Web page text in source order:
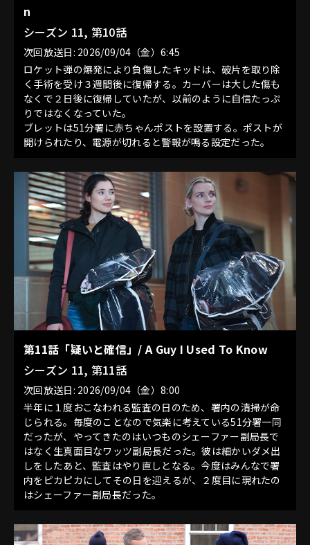
n
シーズン 11, 第10話
次回放送日: 2026/09/04（金）6:45
ロケット弾の爆発により負傷したキッドは、破片を取り除
く手術を受け３週間後に復帰する。カーバーは大した傷も
なくで２日後に復帰していたが、以前のように自信たっぷ
りではなくなっていた。
ブレットは51分署に赤ちゃんポストを設置する。ポストが
開けられたり、電源が切れると警報が鳴る設定だった。
第11話「疑いと確信」/ A Guy I Used To Know
シーズン 11, 第11話
次回放送日: 2026/09/04（金）8:00
半年に１度おこなわれる監査の日のため、署内の清掃が命
じられる。毎度のことなので気楽に考えている51分署一同
だったが、やってきたのはいつものシェーファー副局長で
はなく生真面目なワッツ副局長だった。彼は細かいダメ出
しをしたあと、監査はやり直しとなる。今度はみんなで署
内をピカピカにしてその日を迎えるが、２度目に現れたの
はシェーファー副局長だった。